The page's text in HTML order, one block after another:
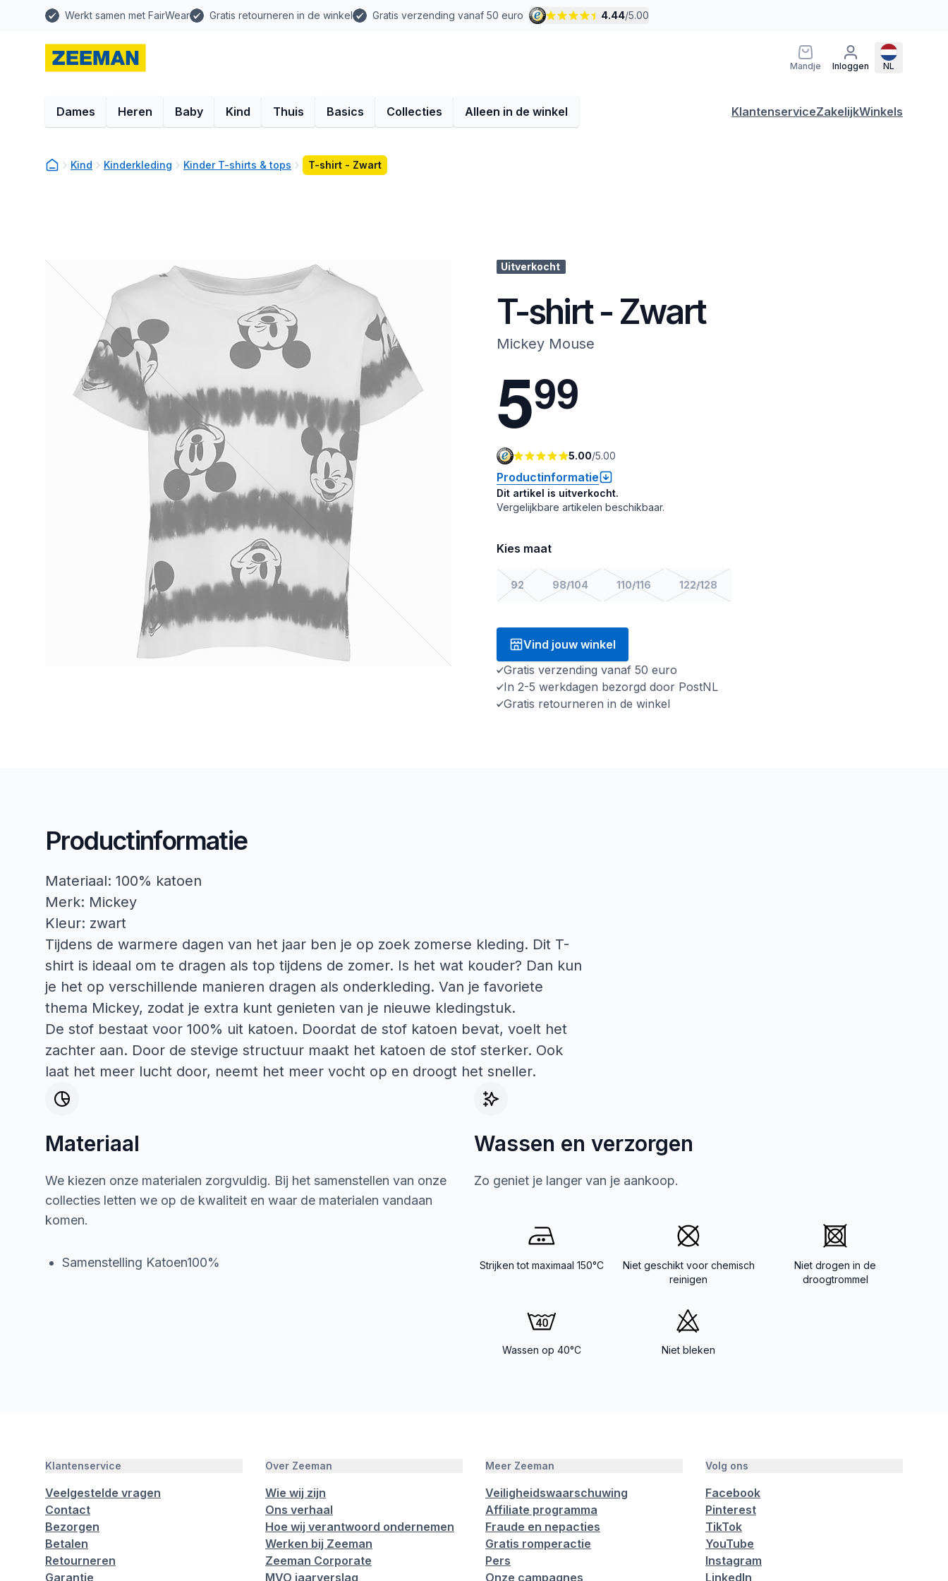
Werkt samen met FairWear Gratis retourneren in de winkel Gratis verzending vanaf 50 euro 4.44/5.00
Mandje Inloggen NL
Dames Heren Baby Kind Thuis Basics Collecties Alleen in de winkel KlantenserviceZakelijkWinkels
Kind Kinderkleding Kinder T-shirts & tops T-shirt - Zwart
Uitverkocht
T-shirt - Zwart
Mickey Mouse
599
5.00/5.00
Productinformatie
Dit artikel is uitverkocht.
Vergelijkbare artikelen beschikbaar.
Kies maat
92 98/104 110/116 122/128
Vind jouw winkel
Gratis verzending vanaf 50 euro
In 2-5 werkdagen bezorgd door PostNL
Gratis retourneren in de winkel
Productinformatie
Materiaal: 100% katoen
Merk: Mickey
Kleur: zwart
Tijdens de warmere dagen van het jaar ben je op zoek zomerse kleding. Dit T-
shirt is ideaal om te dragen als top tijdens de zomer. Is het wat kouder? Dan kun
je het op verschillende manieren dragen als onderkleding. Van je favoriete
thema Mickey, zodat je extra kunt genieten van je nieuwe kledingstuk.
De stof bestaat voor 100% uit katoen. Doordat de stof katoen bevat, voelt het
zachter aan. Door de stevige structuur maakt het katoen de stof sterker. Ook
laat het meer lucht door, neemt het meer vocht op en droogt het sneller.
Materiaal
We kiezen onze materialen zorgvuldig. Bij het samenstellen van onze
collecties letten we op de kwaliteit en waar de materialen vandaan
komen.
Samenstelling Katoen100%
Wassen en verzorgen
Zo geniet je langer van je aankoop.
Strijken tot maximaal 150°C
Niet geschikt voor chemisch
reinigen
Niet drogen in de
droogtrommel
Wassen op 40°C Niet bleken
Klantenservice
Veelgestelde vragen
Contact
Bezorgen
Betalen
Retourneren
Garantie
Over Zeeman
Wie wij zijn
Ons verhaal
Hoe wij verantwoord ondernemen
Werken bij Zeeman
Zeeman Corporate
MVO jaarverslag
Meer Zeeman
Veiligheidswaarschuwing
Affiliate programma
Fraude en nepacties
Gratis romperactie
Pers
Onze campagnes
Volg ons
Facebook
Pinterest
TikTok
YouTube
Instagram
LinkedIn